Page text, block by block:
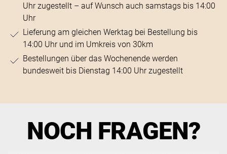
Uhr zugestellt – auf Wunsch auch samstags bis 14:00
Uhr
Lieferung am gleichen Werktag bei Bestellung bis
14:00 Uhr und im Umkreis von 30km
Bestellungen über das Wochenende werden
bundesweit bis Dienstag 14:00 Uhr zugestellt
NOCH FRAGEN?